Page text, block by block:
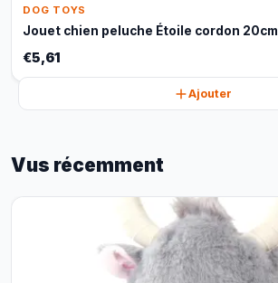
DOG TOYS
Jouet chien peluche Étoile cordon 20cm
€5,61
Ajouter
Vus récemment